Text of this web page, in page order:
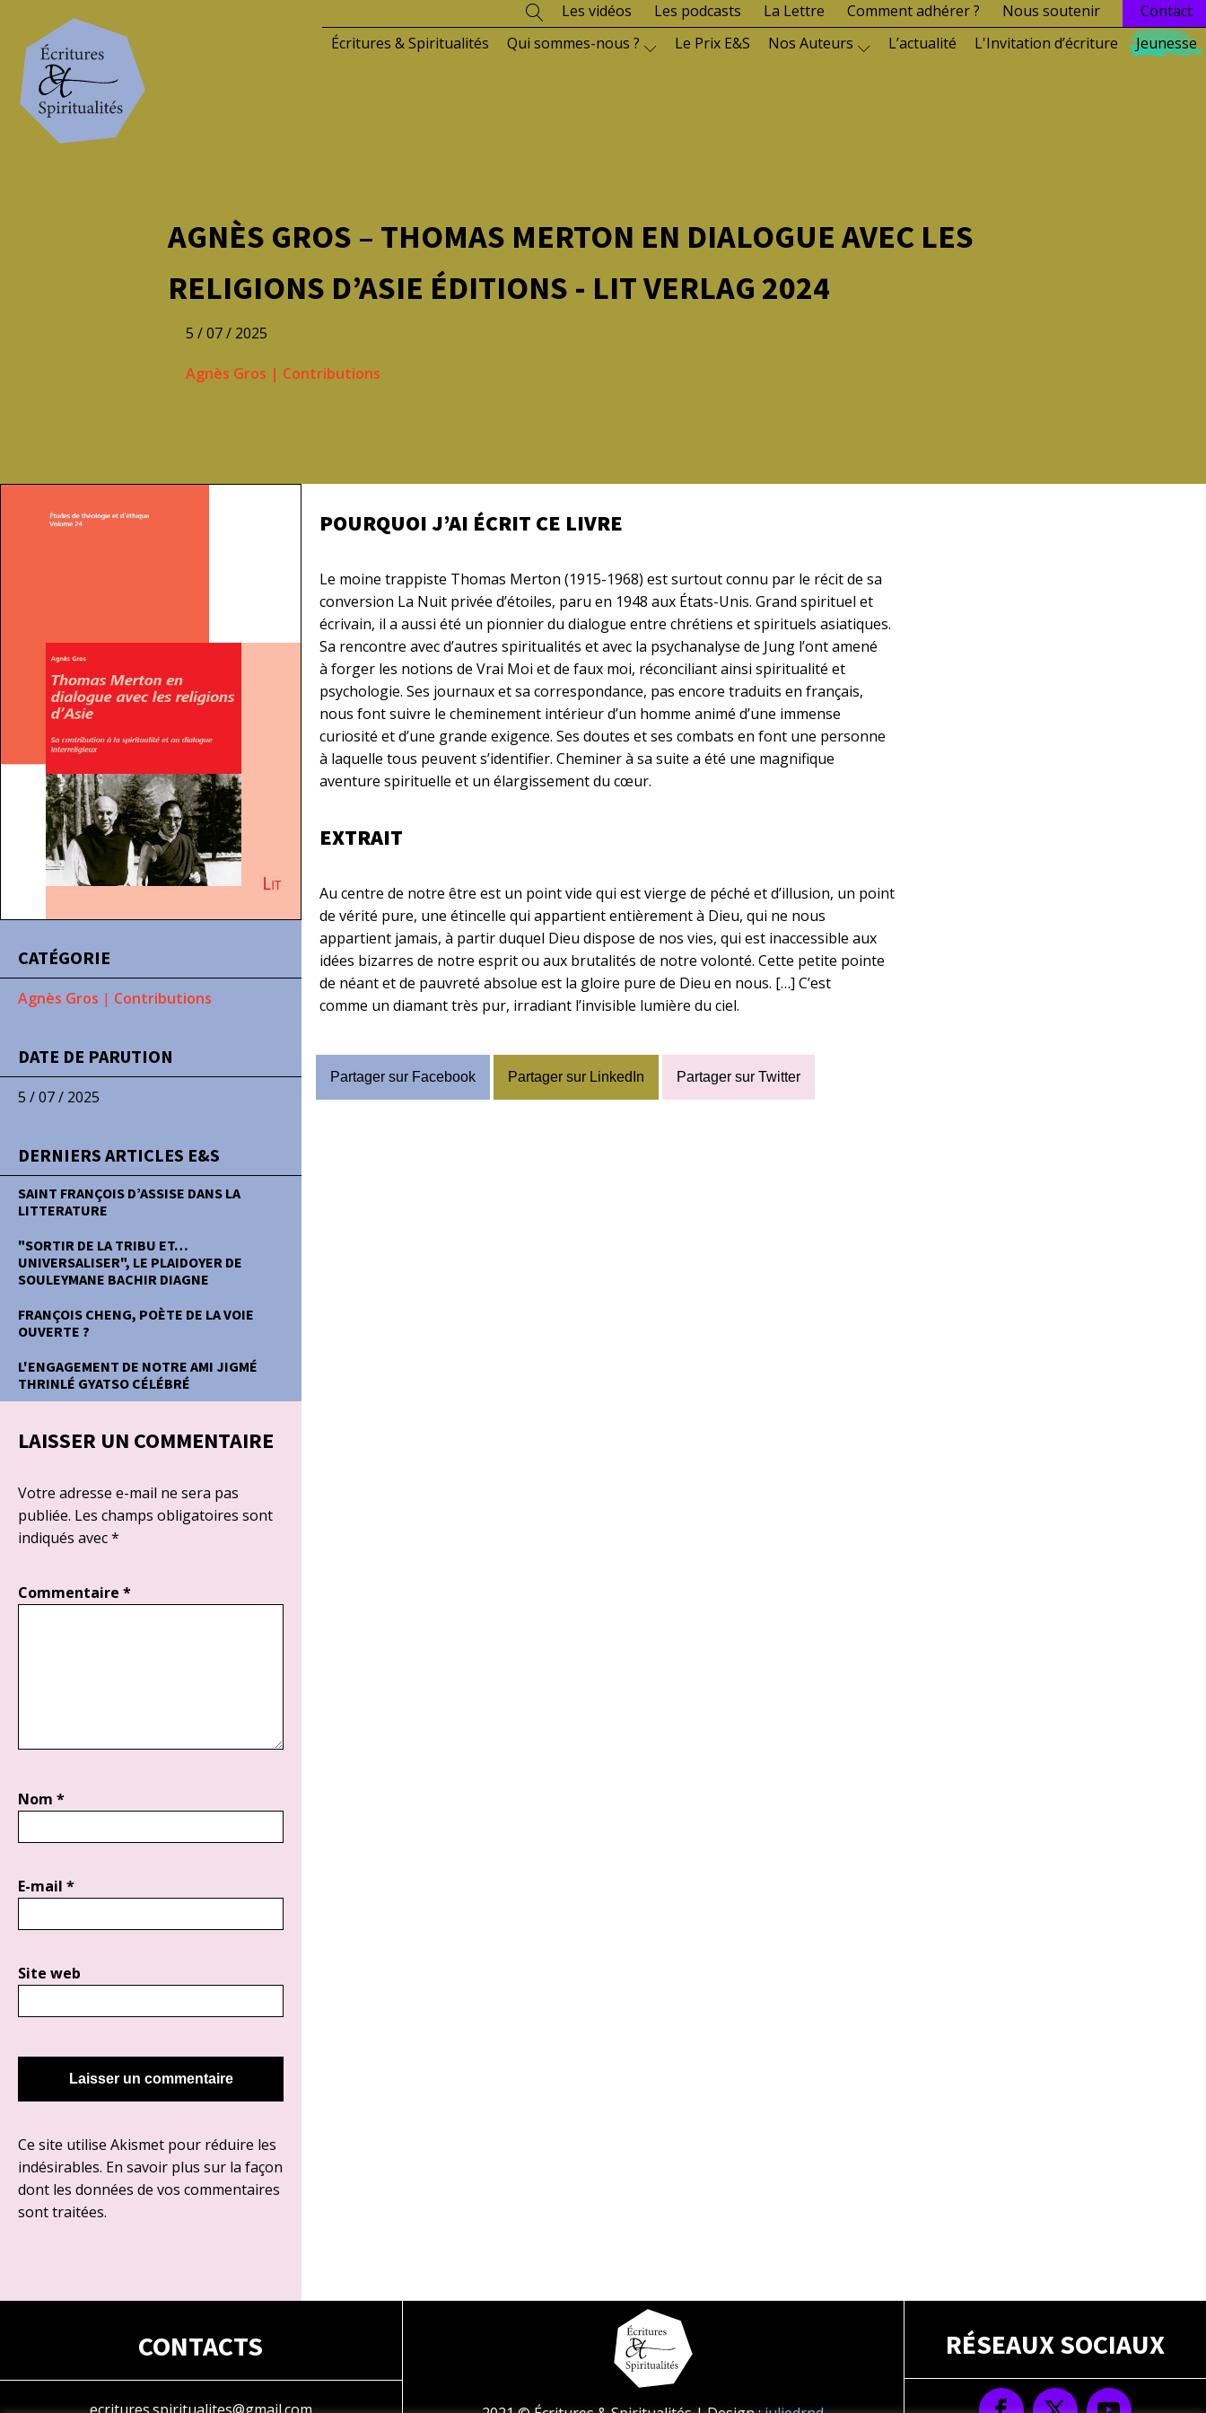
Les vidéos Les podcasts La Lettre Comment adhérer ? Nous soutenir
Contact
Écritures & Spiritualités
Qui sommes-nous ? Le Prix E&S Nos Auteurs L’actualité L'Invitation d’écriture Jeunesse
AGNÈS GROS – THOMAS MERTON EN DIALOGUE AVEC LES
RELIGIONS D’ASIE ÉDITIONS - LIT VERLAG 2024
5 / 07 / 2025
Agnès Gros | Contributions
CATÉGORIE
Agnès Gros | Contributions
DATE DE PARUTION
5 / 07 / 2025
DERNIERS ARTICLES E&S
SAINT FRANÇOIS D’ASSISE DANS LA
LITTERATURE
"SORTIR DE LA TRIBU ET…
UNIVERSALISER", LE PLAIDOYER DE
SOULEYMANE BACHIR DIAGNE
FRANÇOIS CHENG, POÈTE DE LA VOIE
OUVERTE ?
L'ENGAGEMENT DE NOTRE AMI JIGMÉ
THRINLÉ GYATSO CÉLÉBRÉ
LAISSER UN COMMENTAIRE
Votre adresse e-mail ne sera pas
publiée. Les champs obligatoires sont
indiqués avec*
Commentaire *
Nom *
E-mail *
Site web
Ce site utilise Akismet pour réduire les
indésirables. En savoir plus sur la façon
dont les données de vos commentaires
sont traitées.
POURQUOI J’AI ÉCRIT CE LIVRE
Le moine trappiste Thomas Merton (1915-1968) est surtout connu par le récit de sa
conversion La Nuit privée d’étoiles, paru en 1948 aux États-Unis. Grand spirituel et
écrivain, il a aussi été un pionnier du dialogue entre chrétiens et spirituels asiatiques.
Sa rencontre avec d’autres spiritualités et avec la psychanalyse de Jung l’ont amené
à forger les notions de Vrai Moi et de faux moi, réconciliant ainsi spiritualité et
psychologie. Ses journaux et sa correspondance, pas encore traduits en français,
nous font suivre le cheminement intérieur d’un homme animé d’une immense
curiosité et d’une grande exigence. Ses doutes et ses combats en font une personne
à laquelle tous peuvent s’identifier. Cheminer à sa suite a été une magnifique
aventure spirituelle et un élargissement du cœur.
EXTRAIT
Au centre de notre être est un point vide qui est vierge de péché et d’illusion, un point
de vérité pure, une étincelle qui appartient entièrement à Dieu, qui ne nous
appartient jamais, à partir duquel Dieu dispose de nos vies, qui est inaccessible aux
idées bizarres de notre esprit ou aux brutalités de notre volonté. Cette petite pointe
de néant et de pauvreté absolue est la gloire pure de Dieu en nous. […] C’est
comme un diamant très pur, irradiant l’invisible lumière du ciel.
Partager sur Facebook Partager sur LinkedIn Partager sur Twitter
CONTACTS RÉSEAUX SOCIAUX